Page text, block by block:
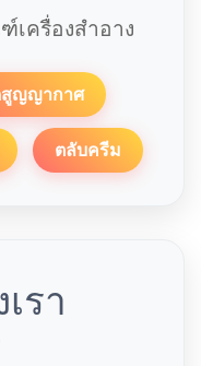
ครื่องสำอาง
ญญากาศ
ตลับครีม
รา